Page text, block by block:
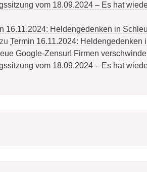
vom 18.09.2024 – Es hat
16.11.2024: Heldengedenken in
zu Termin 16.11.2024: Heldengedenken
Google-Zensur! Firmen
vom 18.09.2024 – Es hat